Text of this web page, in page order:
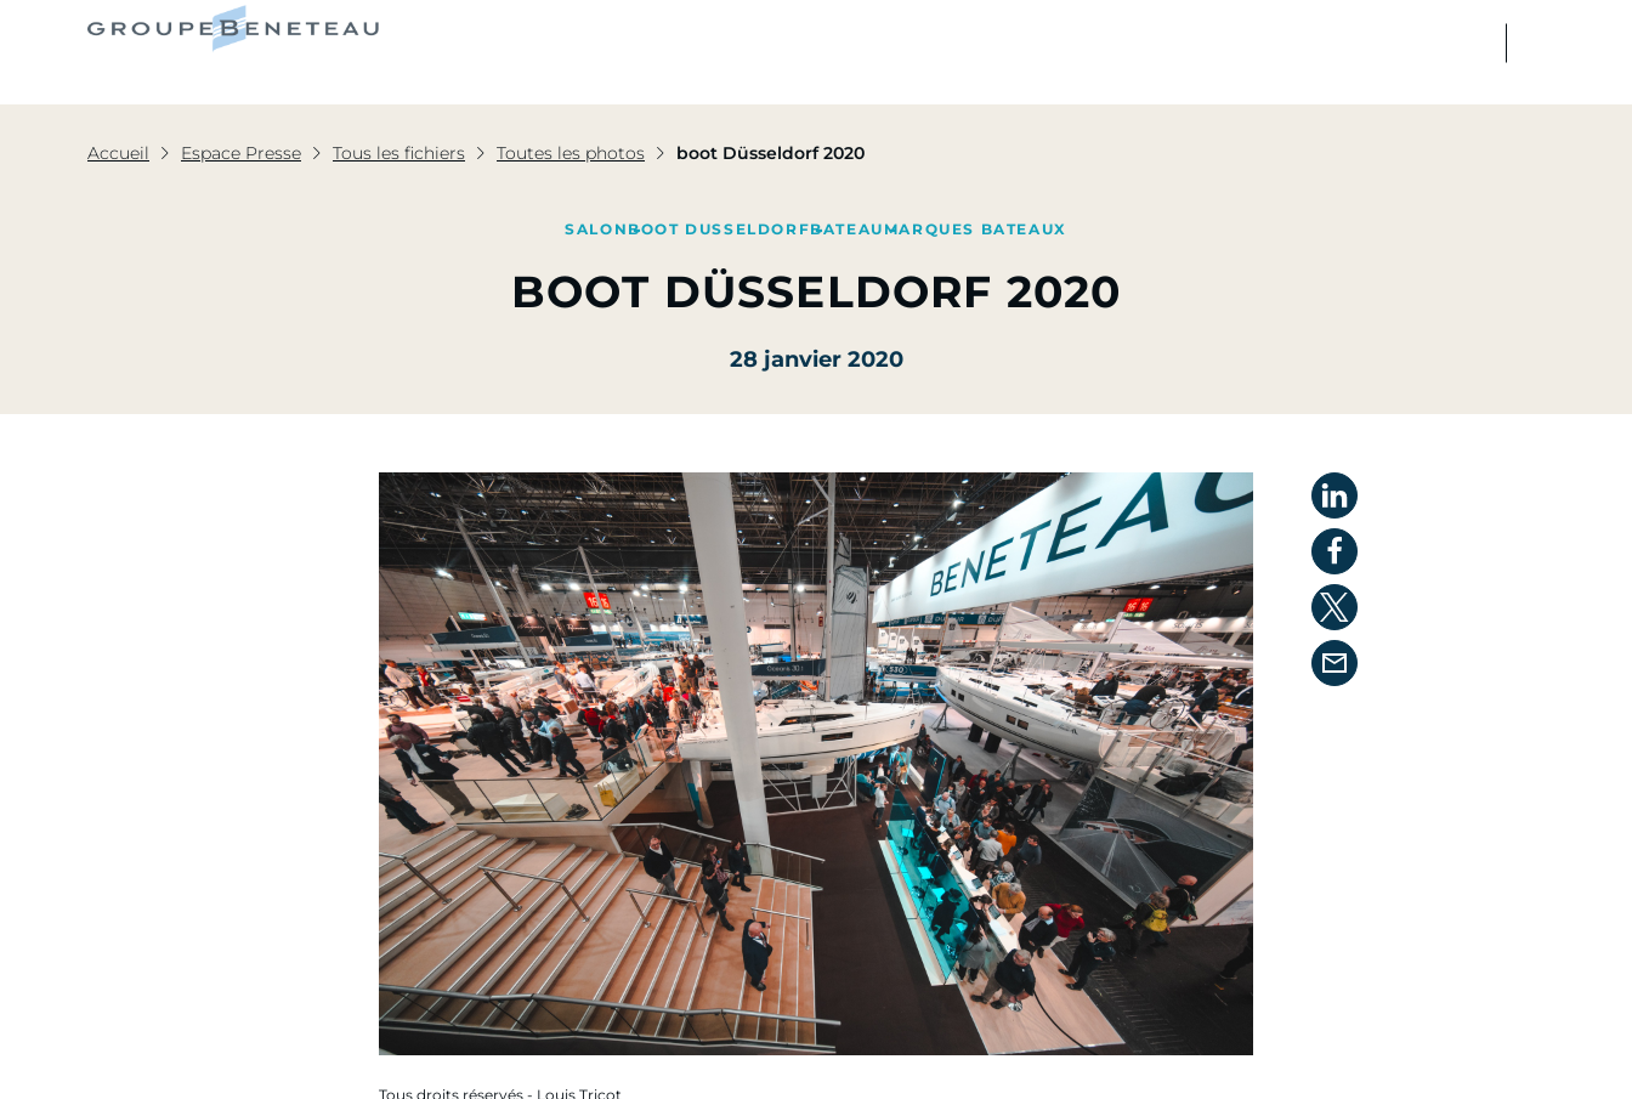
Accueil Espace Presse Tous les fichiers Toutes les photos boot Düsseldorf 2020
SALON BOOT DUSSELDORFBATEAU MARQUES BATEAUX
BOOT DÜSSELDORF 2020
28 janvier 2020
Tous droits réservés - Louis Tricot